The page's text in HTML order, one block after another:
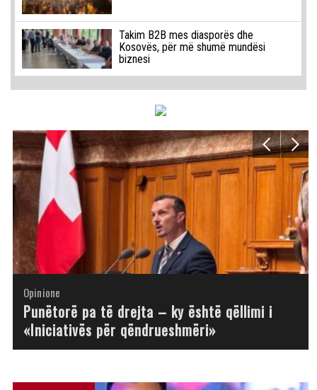
Takim B2B mes diasporës dhe
Kosovës, për më shumë mundësi
biznesi
Opinione
Opinione
Punëtorë pa të drejta – ky është qëllimi i
«Iniciativës për qëndrueshmëri»
Opinione
Opinione
Opinione
Opinione
Opinione
Opinione